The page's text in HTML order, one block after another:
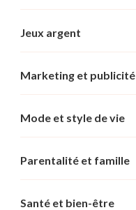
Jeux argent
Marketing et publicité
Mode et style de vie
Parentalité et famille
Santé et bien-être